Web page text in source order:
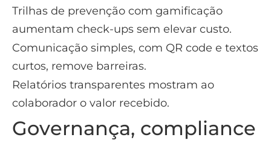
Trilhas de prevenção com gamificação
aumentam check-ups sem elevar custo.
Comunicação simples, com QR code e textos
curtos, remove barreiras.
Relatórios transparentes mostram ao
colaborador o valor recebido.
Governança, compliance